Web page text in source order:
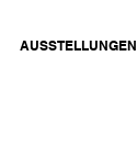
AUSSTELLUNGEN